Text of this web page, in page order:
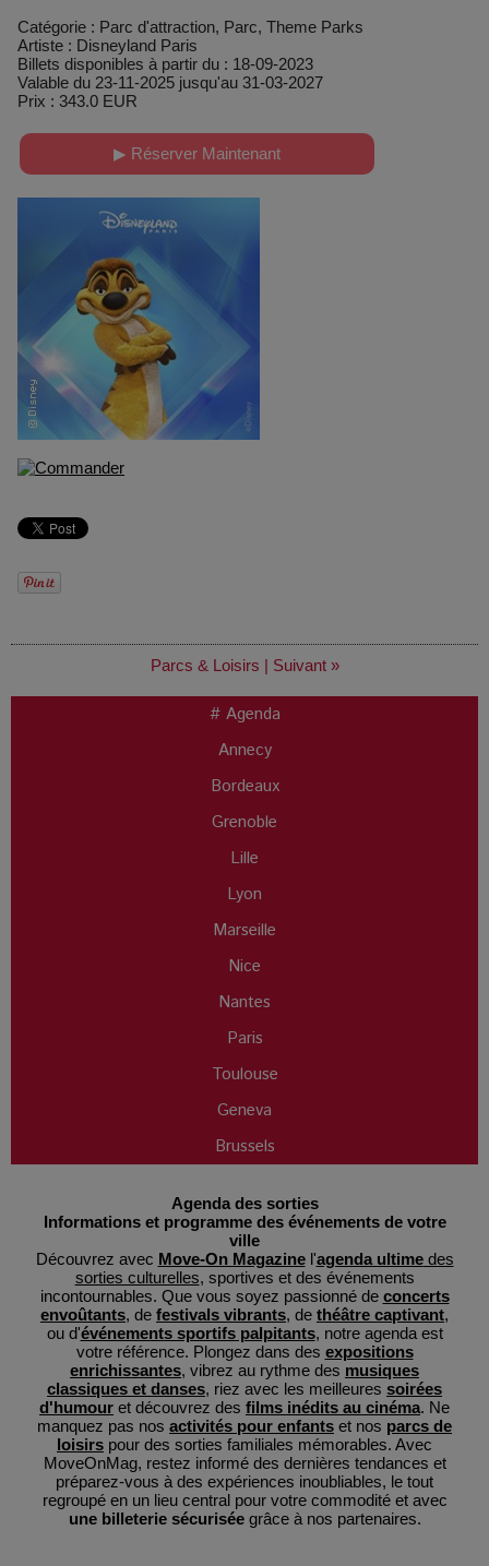
Catégorie : Parc d'attraction, Parc, Theme Parks
Artiste : Disneyland Paris
Billets disponibles à partir du : 18-09-2023
Valable du 23-11-2025 jusqu'au 31-03-2027
Prix : 343.0 EUR
▶ Réserver Maintenant
Parcs & Loisirs | Suivant »
# Agenda
Annecy
Bordeaux
Grenoble
Lille
Lyon
Marseille
Nice
Nantes
Paris
Toulouse
Geneva
Brussels
Agenda des sorties
Informations et programme des événements de votre
ville
Découvrez avec Move-On Magazinel'agenda ultimedes
sorties culturelles, sportives et des événements
incontournables. Que vous soyez passionné de concerts
envoûtants, de festivals vibrants, de théâtre captivant,
ou d'événements sportifs palpitants, notre agenda est
votre référence. Plongez dans des expositions
enrichissantes, vibrez au rythme des musiques
classiques et danses, riez avec les meilleures soirées
d'humour et découvrez des films inédits au cinéma. Ne
manquez pas nos activités pour enfants et nos parcs de
loisirs pour des sorties familiales mémorables. Avec
MoveOnMag, restez informé des dernières tendances et
préparez-vous à des expériences inoubliables, le tout
regroupé en un lieu central pour votre commodité et avec
une billeterie sécuriséegrâce à nos partenaires.